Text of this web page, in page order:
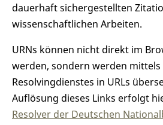
dauerhaft sichergestellten
wissenschaftlichen Arbeiten.
URNs können nicht direkt im
werden, sondern werden mittels
Resolvingdienstes in URLs
Auflösung dieses Links erfolgt
Resolver der Deutschen